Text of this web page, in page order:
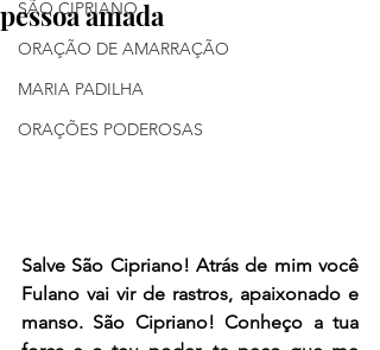
SÃO CIPRIANO
ORAÇÃO DE AMARRAÇÃO
MARIA PADILHA
ORAÇÕES PODEROSAS
pessoa amada
Salve São Cipriano! Atrás de mim você
Fulano vai vir de rastros, apaixonado e
manso. São Cipriano! Conheço a tua